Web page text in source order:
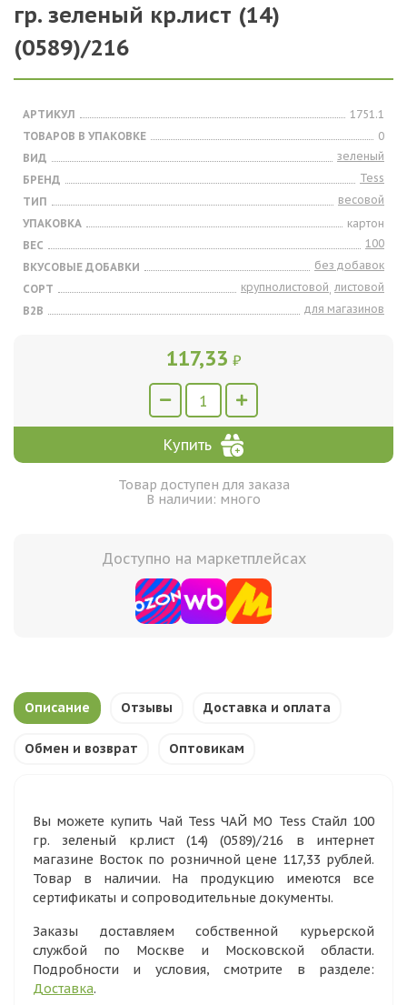
гр. зеленый кр.лист (14)
(0589)/216
АРТИКУЛ
1751.1
ТОВАРОВ В УПАКОВКЕ
0
ВИД
зеленый
БРЕНД
Tess
ТИП
весовой
УПАКОВКА
картон
ВЕС
100
ВКУСОВЫЕ ДОБАВКИ
без добавок
СОРТ
крупнолистовой, листовой
B2B
для магазинов
117,33 ₽
Купить
Товар доступен для заказа
В наличии: много
Доступно на маркетплейсах
Описание Отзывы Доставка и оплата
Обмен и возврат Оптовикам
Вы можете купить Чай Tess ЧАЙ МО Tess Стайл 100
гр. зеленый кр.лист (14) (0589)/216 в интернет
магазине Восток по розничной цене 117,33 рублей.
Товар в наличии. На продукцию имеются все
сертификаты и сопроводительные документы.
Заказы доставляем собственной курьерской
службой по Москве и Московской области.
Подробности и условия, смотрите в разделе:
Доставка.